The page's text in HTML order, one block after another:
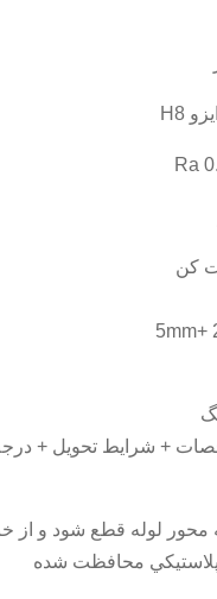
+ شرایط تحویل +
محور لوله قطع شود و
محافظت شده